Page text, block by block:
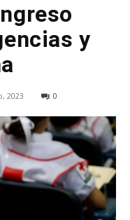
y
2023 0